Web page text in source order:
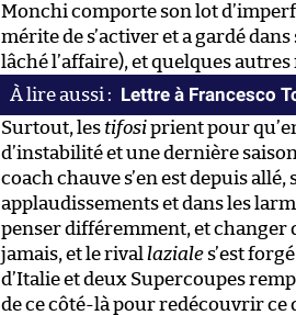
Monchi comporte son lot
mérite de s’activer et a gardé
lâché l’affaire), et quelques
Lettre à Francesco
Surtout, lestifosiprient pour
d’instabilité et une dernière
coach chauve s’en est depuis
applaudissements et dans les
penser différemment, et changer
jamais, et le rival laziale s’est
d’Italie et deux Supercoupes
de ce côté-là pour redécouvrir ce